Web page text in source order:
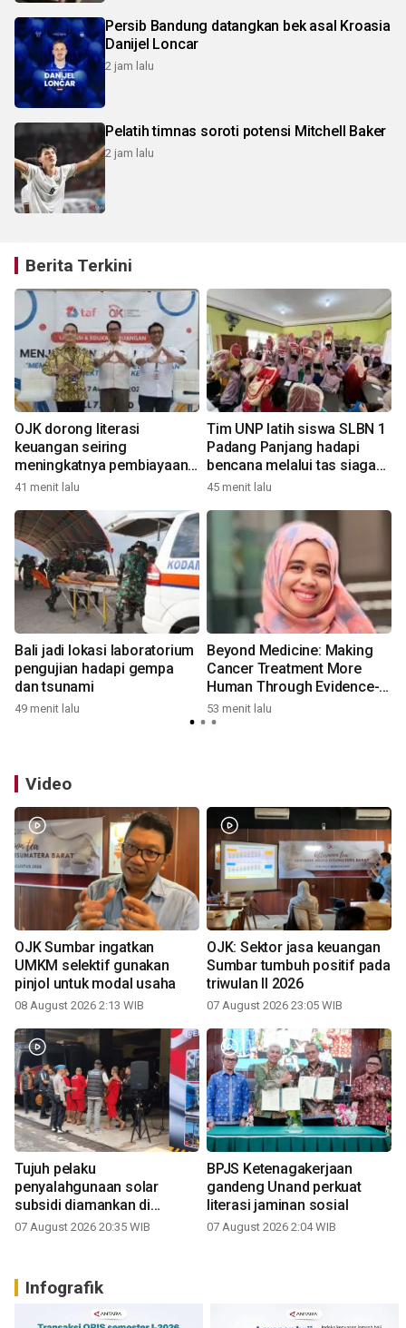
Persib Bandung datangkan bek asal Kroasia
Danijel Loncar
2 jam lalu
Pelatih timnas soroti potensi Mitchell Baker
2 jam lalu
Berita Terkini
OJK dorong literasi
keuangan seiring
meningkatnya pembiayaan
kendaraan
41 menit lalu
Tim UNP latih siswa SLBN 1
Padang Panjang hadapi
bencana melalui tas siaga
berbasis IT
45 menit lalu
Bali jadi lokasi laboratorium
pengujian hadapi gempa
dan tsunami
49 menit lalu
Beyond Medicine: Making
Cancer Treatment More
Human Through Evidence-
Based Complementary Care
53 menit lalu
Video
OJK Sumbar ingatkan
UMKM selektif gunakan
pinjol untuk modal usaha
08 August 2026 2:13 WIB
OJK: Sektor jasa keuangan
Sumbar tumbuh positif pada
triwulan II 2026
07 August 2026 23:05 WIB
Tujuh pelaku
penyalahgunaan solar
subsidi diamankan di
Sumbar
07 August 2026 20:35 WIB
BPJS Ketenagakerjaan
gandeng Unand perkuat
literasi jaminan sosial
07 August 2026 2:04 WIB
Infografik